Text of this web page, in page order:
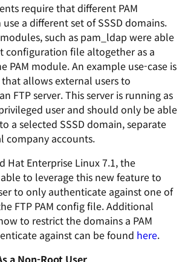
require that different PAM
a different set of SSSD domains.
such as pam_ldap were able
configuration file altogether as a
PAM module. An example use-case is
allows external users to
FTP server. This server is running as
user and should only be able
a selected SSSD domain, separate
company accounts.
Hat Enterprise Linux 7.1, the
to leverage this new feature to
to only authenticate against one of
FTP PAM config file. Additional
to restrict the domains a PAM
against can be found here.
a Non-Root User